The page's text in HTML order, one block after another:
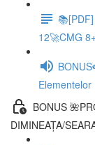
12🚀CMG
BONUS
DIMINEAȚA/